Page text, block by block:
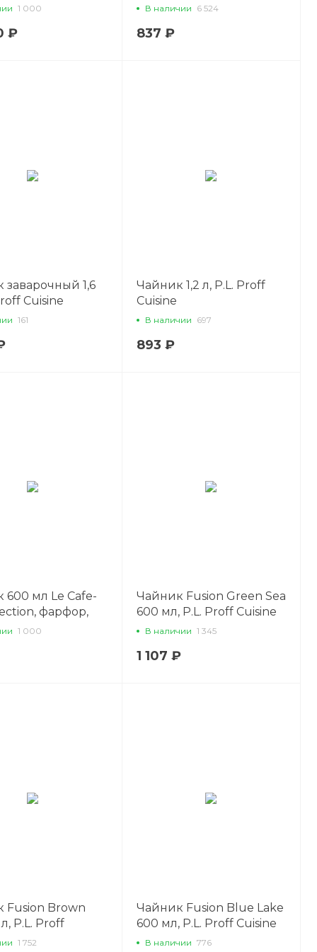
1 000
₽
В наличии 6 524
837 ₽
заварочный 1,6
Cuisine
161
Чайник 1,2 л, P.L. Proff
Cuisine
В наличии 697
893 ₽
600 мл Le Cafe-
фарфор,
Cuisine
1 000
Чайник Fusion Green Sea
600 мл, P.L. Proff Cuisine
В наличии 1 345
1 107 ₽
Fusion Brown
P.L. Proff
1 752
Чайник Fusion Blue Lake
600 мл, P.L. Proff Cuisine
В наличии 776